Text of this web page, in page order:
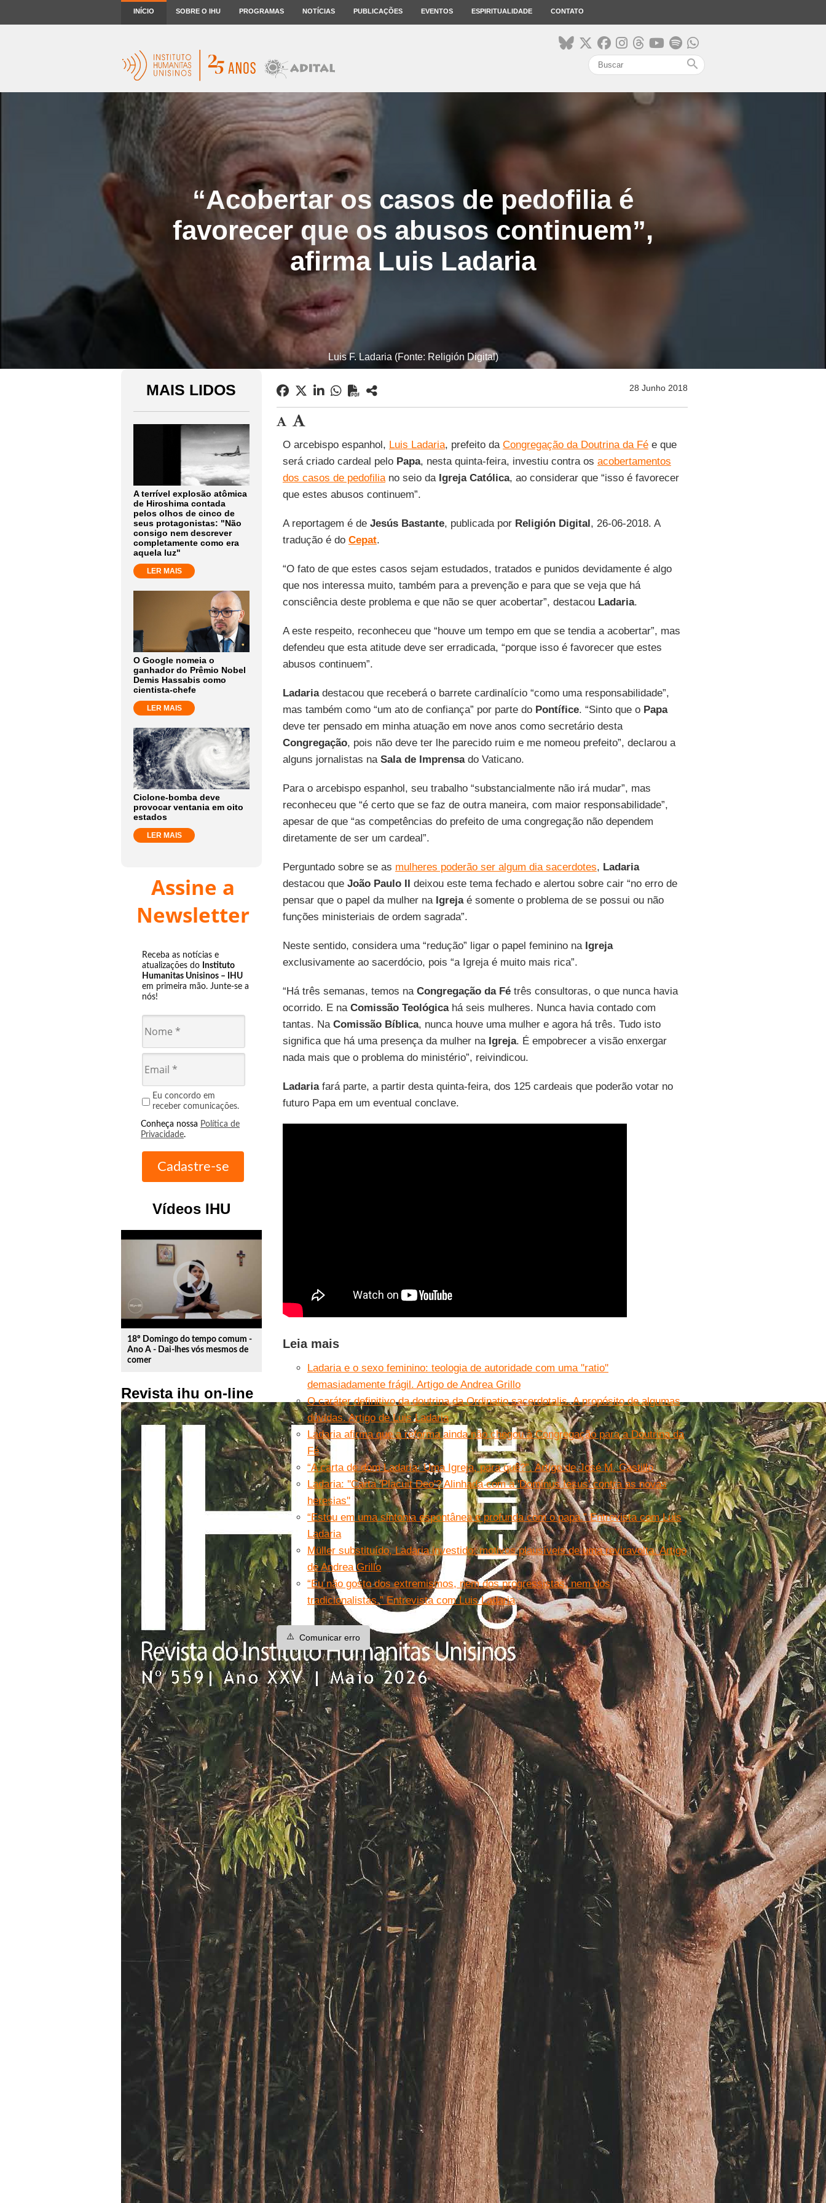
INÍCIO SOBRE O IHU PROGRAMAS NOTÍCIAS PUBLICAÇÕES EVENTOS ESPIRITUALIDADE CONTATO
search
“Acobertar os casos de pedofilia é
favorecer que os abusos continuem”,
afirma Luis Ladaria
Luis F. Ladaria (Fonte: Religión Digital)
MAIS LIDOS
A terrível explosão atômica
de Hiroshima contada
pelos olhos de cinco de
seus protagonistas: "Não
consigo nem descrever
completamente como era
aquela luz"
LER MAIS
O Google nomeia o
ganhador do Prêmio Nobel
Demis Hassabis como
cientista-chefe
LER MAIS
Ciclone-bomba deve
provocar ventania em oito
estados
LER MAIS
Assine a
Newsletter
Receba as notícias e
atualizações do Instituto
Humanitas Unisinos – IHU
em primeira mão. Junte-se a
nós!
Eu concordo em
receber comunicações.
Conheça nossa Política de
Privacidade.
Vídeos IHU
play_circle_outline
18º Domingo do tempo comum -
Ano A - Dai-lhes vós mesmos de
comer
Revista ihu on-line
28 Junho 2018
O arcebispo espanhol, Luis Ladaria, prefeito da Congregação da Doutrina da Fée que
será criado cardeal pelo Papa, nesta quinta-feira, investiu contra os acobertamentos
dos casos de pedofiliano seio da Igreja Católica, ao considerar que “isso é favorecer
que estes abusos continuem”.
A reportagem é de Jesús Bastante, publicada por Religión Digital, 26-06-2018. A
tradução é do Cepat.
“O fato de que estes casos sejam estudados, tratados e punidos devidamente é algo
que nos interessa muito, também para a prevenção e para que se veja que há
consciência deste problema e que não se quer acobertar”, destacou Ladaria.
A este respeito, reconheceu que “houve um tempo em que se tendia a acobertar”, mas
defendeu que esta atitude deve ser erradicada, “porque isso é favorecer que estes
abusos continuem”.
Ladariadestacou que receberá o barrete cardinalício “como uma responsabilidade”,
mas também como “um ato de confiança” por parte do Pontífice. “Sinto que o Papa
deve ter pensado em minha atuação em nove anos como secretário desta
Congregação, pois não deve ter lhe parecido ruim e me nomeou prefeito”, declarou a
alguns jornalistas na Sala de Imprensado Vaticano.
Para o arcebispo espanhol, seu trabalho “substancialmente não irá mudar”, mas
reconheceu que “é certo que se faz de outra maneira, com maior responsabilidade”,
apesar de que “as competências do prefeito de uma congregação não dependem
diretamente de ser um cardeal”.
Perguntado sobre se as mulheres poderão ser algum dia sacerdotes, Ladaria
destacou que João Paulo II deixou este tema fechado e alertou sobre cair “no erro de
pensar que o papel da mulher na Igrejaé somente o problema de se possui ou não
funções ministeriais de ordem sagrada”.
Neste sentido, considera uma “redução” ligar o papel feminino na Igreja
exclusivamente ao sacerdócio, pois “a Igreja é muito mais rica”.
“Há três semanas, temos na Congregação da Fétrês consultoras, o que nunca havia
ocorrido. E na Comissão Teológicahá seis mulheres. Nunca havia contado com
tantas. Na Comissão Bíblica, nunca houve uma mulher e agora há três. Tudo isto
significa que há uma presença da mulher na Igreja. É empobrecer a visão enxergar
nada mais que o problema do ministério”, reivindicou.
Ladariafará parte, a partir desta quinta-feira, dos 125 cardeais que poderão votar no
futuro Papa em um eventual conclave.
Leia mais
Ladaria e o sexo feminino: teologia de autoridade com uma ''ratio''
demasiadamente frágil. Artigo de Andrea Grillo
O caráter definitivo da doutrina da Ordinatio sacerdotalis. A propósito de algumas
dúvidas. Artigo de Luis Ladaria
Ladaria afirma que a reforma ainda não chegou à Congregação para a Doutrina da
Fé
“A carta de dom Ladaria: Uma Igreja, para quê?”. Artigo de José M. Castillo
Ladaria: ''Carta 'Placuit Deo'? Alinhada com a 'Dominus Iesus' contra as novas
heresias''
“Estou em uma sintonia espontânea e profunda com o papa.” Entrevista com Luis
Ladaria
Müller substituído, Ladaria investido: motivos plausíveis de uma reviravolta. Artigo
de Andrea Grillo
“Eu não gosto dos extremismos, nem dos progressistas, nem dos
tradicionalistas.” Entrevista com Luis Ladaria
⚠️ Comunicar erro